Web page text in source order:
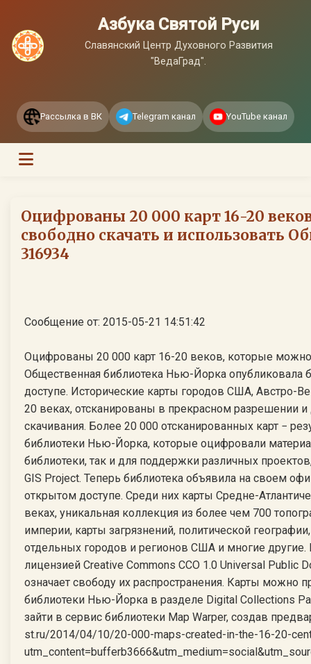
Азбука Святой Руси
Славянский Центр Духовного Развития
"ВедаГрад".
Рассылка в ВК Telegram канал YouTube канал
Оцифрованы 20 000 карт 16-20
свободно скачать и использовать
316934
Сообщение от: 2015-05-21 14:51:42
Оцифрованы 20 000 карт 16-20 веков, которые можно
Общественная библиотека Нью-Йорка опубликовала
доступе. Исторические карты городов США, Австро-
20 веках, отсканированы в прекрасном разрешении и
скачивания. Более 20 000 отсканированных карт −
библиотеки Нью-Йорка, которые оцифровали
библиотеки, так и для поддержки различных
GIS Project. Теперь библиотека объявила на своем
открытом доступе. Среди них карты Средне-
веках, уникальная коллекция из более чем 700
империи, карты загрязнений, политической
отдельных городов и регионов США и многие
лицензией Creative Commons CCO 1.0 Universal Public
означает свободу их распространения. Карты можно
библиотеки Нью-Йорка в разделе Digital Collections
зайти в сервис библиотеки Map Warper, создав
st.ru/2014/04/10/20-000-maps-created-in-the-16-20-